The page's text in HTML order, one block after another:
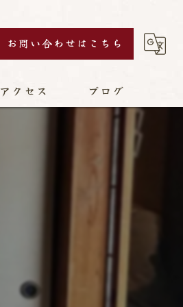
お問い合わせはこちら
アクセス ブログ